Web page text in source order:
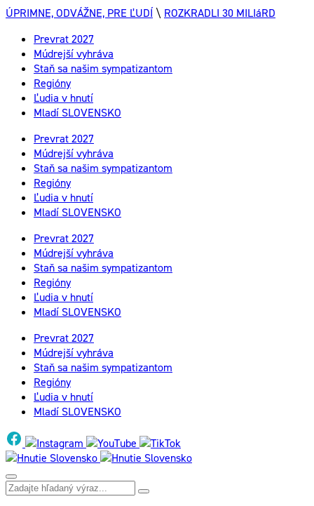
ÚPRIMNE, ODVÁŽNE, PRE ĽUDÍ \ ROZKRADLI 30 MILIáRD
Prevrat 2027
Múdrejší vyhráva
Staň sa našim sympatizantom
Regióny
Ľudia v hnutí
Mladí SLOVENSKO
Prevrat 2027
Múdrejší vyhráva
Staň sa našim sympatizantom
Regióny
Ľudia v hnutí
Mladí SLOVENSKO
Prevrat 2027
Múdrejší vyhráva
Staň sa našim sympatizantom
Regióny
Ľudia v hnutí
Mladí SLOVENSKO
Prevrat 2027
Múdrejší vyhráva
Staň sa našim sympatizantom
Regióny
Ľudia v hnutí
Mladí SLOVENSKO